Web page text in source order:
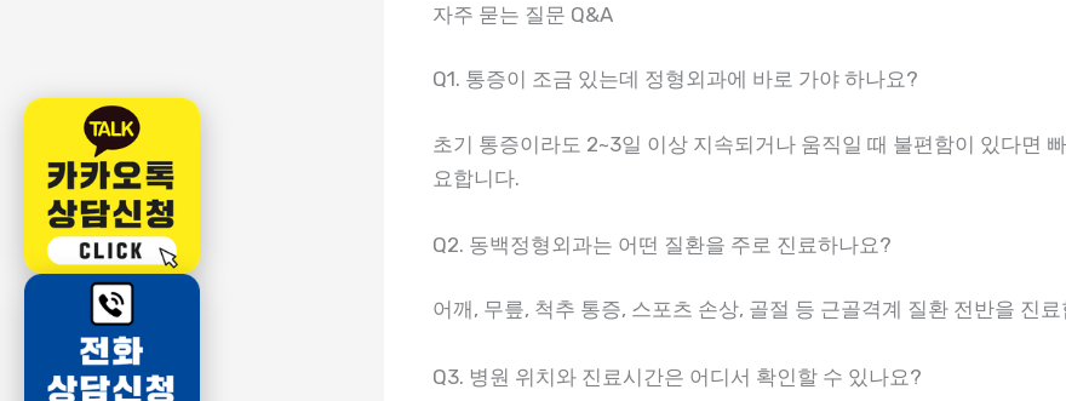
자주 묻는 질문 Q&A
Q1. 통증이 조금 있는데 정형외과에 바로 가야 하나요?
초기 통증이라도 2~3일 이상 지속되거나 움직일 때 불편함이 있다면
요합니다.
Q2. 동백정형외과는 어떤 질환을 주로 진료하나요?
어깨, 무릎, 척추 통증, 스포츠 손상, 골절 등 근골격계 질환 전반을 진료
Q3. 병원 위치와 진료시간은 어디서 확인할 수 있나요?